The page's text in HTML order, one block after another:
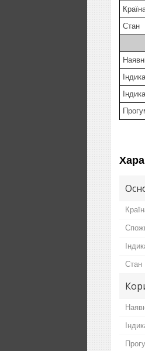
Стан
Стан